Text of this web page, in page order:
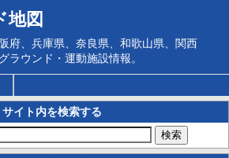
地図
府、兵庫県、奈良県、和歌山県、関西
ラウンド・運動施設情報。
サイト内を検索する